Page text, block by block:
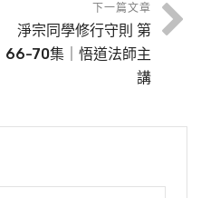
下一篇文章
淨宗同學修行守則 第
66-70集｜悟道法師主
講